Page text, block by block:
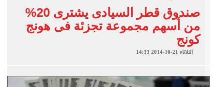
صندوق قطر السيادى يشترى 20%
من أسهم مجموعة تجزئة فى هونج
كونج
الثلاثاء 21-10-2014 14:33